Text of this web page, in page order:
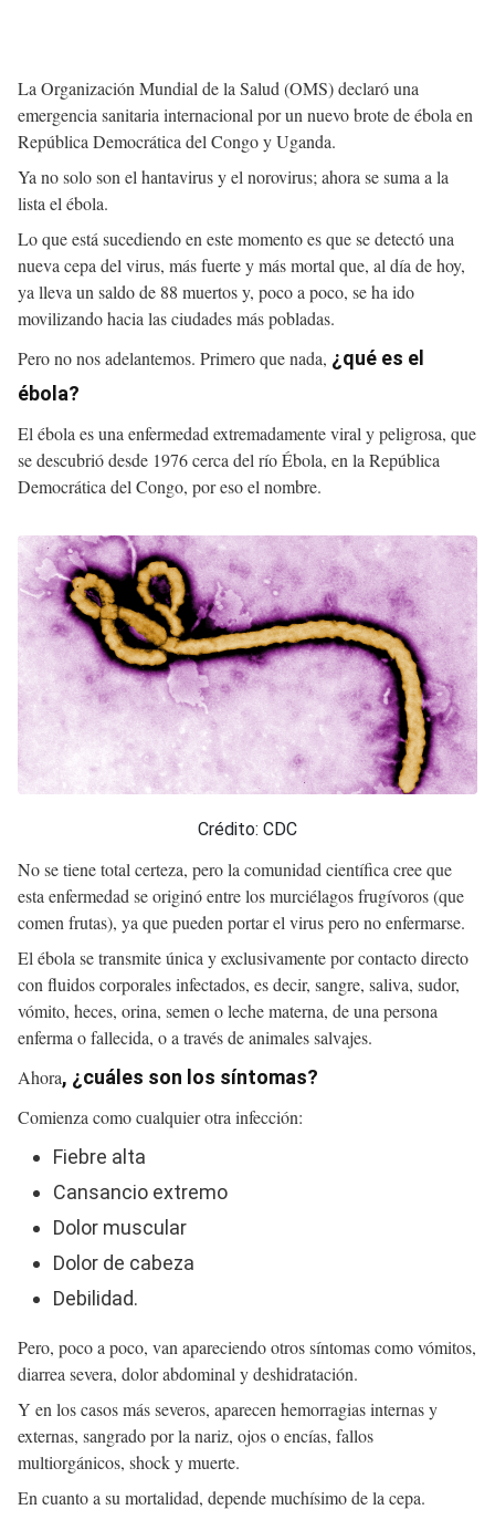
Body
La Organización Mundial de la Salud (OMS) declaró una
emergencia sanitaria internacional por un nuevo brote de ébola en
República Democrática del Congo y Uganda.
Ya no solo son el hantavirus y el norovirus; ahora se suma a la
lista el ébola.
Lo que está sucediendo en este momento es que se detectó una
nueva cepa del virus, más fuerte y más mortal que, al día de hoy,
ya lleva un saldo de 88 muertos y, poco a poco, se ha ido
movilizando hacia las ciudades más pobladas.
Pero no nos adelantemos. Primero que nada, ¿qué es el
ébola?
El ébola es una enfermedad extremadamente viral y peligrosa, que
se descubrió desde 1976 cerca del río Ébola, en la República
Democrática del Congo, por eso el nombre.
Crédito: CDC
No se tiene total certeza, pero la comunidad científica cree que
esta enfermedad se originó entre los murciélagos frugívoros (que
comen frutas), ya que pueden portar el virus pero no enfermarse.
El ébola se transmite única y exclusivamente por contacto directo
con fluidos corporales infectados, es decir, sangre, saliva, sudor,
vómito, heces, orina, semen o leche materna, de una persona
enferma o fallecida, o a través de animales salvajes.
Ahora, ¿cuáles son los síntomas?
Comienza como cualquier otra infección:
Fiebre alta
Cansancio extremo
Dolor muscular
Dolor de cabeza
Debilidad.
Pero, poco a poco, van apareciendo otros síntomas como vómitos,
diarrea severa, dolor abdominal y deshidratación.
Y en los casos más severos, aparecen hemorragias internas y
externas, sangrado por la nariz, ojos o encías, fallos
multiorgánicos, shock y muerte.
En cuanto a su mortalidad, depende muchísimo de la cepa.